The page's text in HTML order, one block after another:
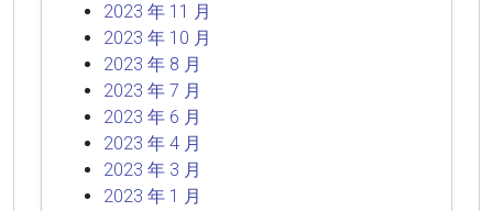
2023 年 11 月
2023 年 10 月
2023 年 8 月
2023 年 7 月
2023 年 6 月
2023 年 4 月
2023 年 3 月
2023 年 1 月